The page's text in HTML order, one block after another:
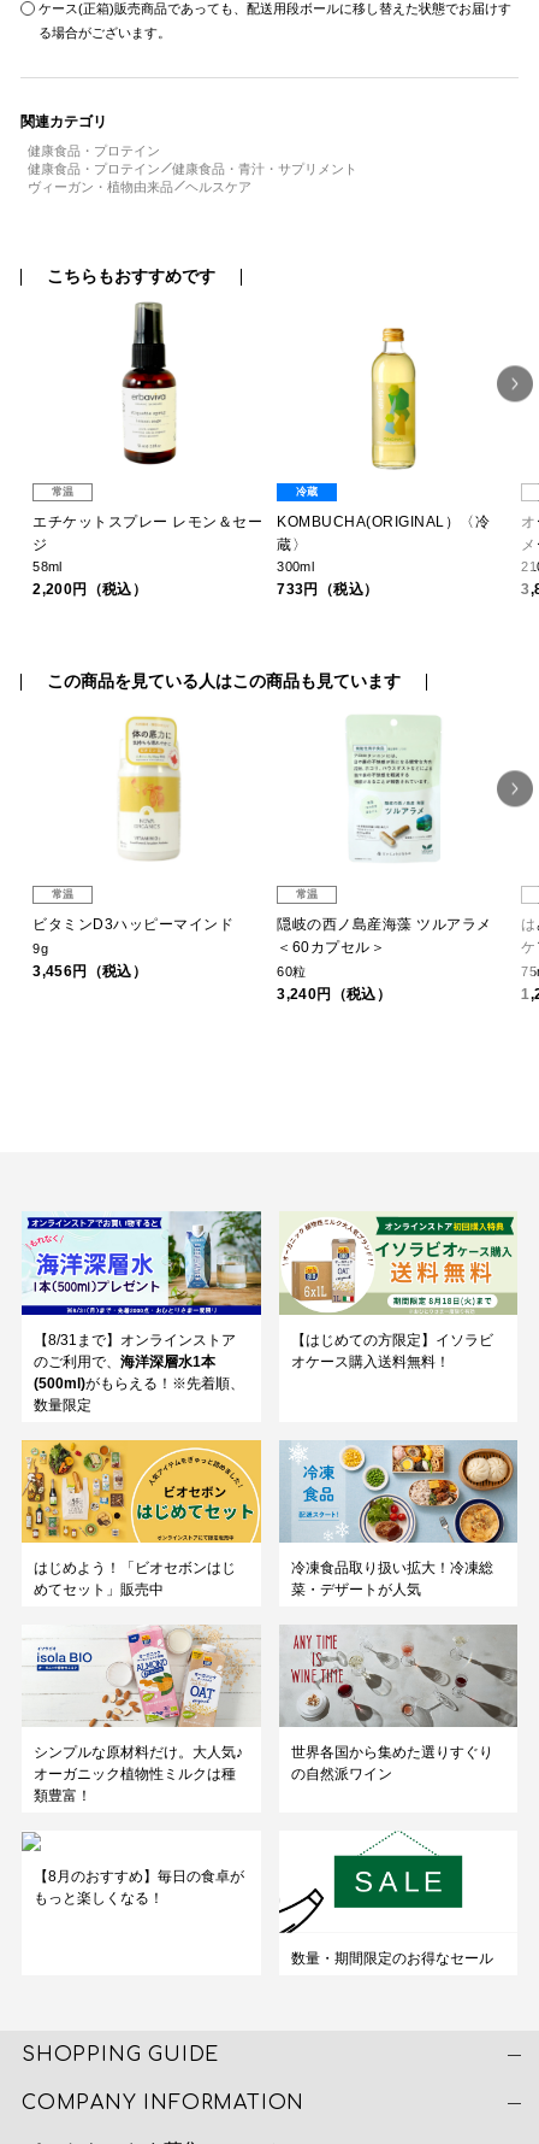
ケース(正箱)販売商品であっても、配送用段ボールに移し替えた状態でお届けす
る場合がございます。
関連カテゴリ
健康食品・プロテイン
健康食品・プロテイン
健康食品・青汁・サプリメント
ヴィーガン・植物由来品
ヘルスケア
こちらもおすすめです
常温
エチケットスプレー レモン＆セー
ジ
58ml
2,200円（税込）
冷蔵
KOMBUCHA(ORIGINAL）〈冷
蔵〉
300ml
733円（税込）
この商品を見ている人はこの商品も見ています
常温
ビタミンD3ハッピーマインド
9g
3,456円（税込）
常温
隠岐の西ノ島産海藻 ツルアラメ
＜60カプセル＞
60粒
3,240円（税込）
【8/31まで】オンラインストア
のご利用で、 海洋深層水1本
(500ml)がもらえる！※先着順、
数量限定
【はじめての方限定】イソラビ
オケース購入送料無料！
はじめよう！「ビオセボンはじ
めてセット」販売中
冷凍食品取り扱い拡大！冷凍総
菜・デザートが人気
シンプルな原材料だけ。大人気♪
オーガニック植物性ミルクは種
類豊富！
世界各国から集めた選りすぐり
の自然派ワイン
【8月のおすすめ】毎日の食卓が
もっと楽しくなる！
数量・期間限定のお得なセール
SHOPPING GUIDE
COMPANY INFORMATION